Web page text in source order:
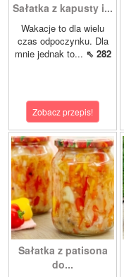
Sałatka z kapusty i...
Wakacje to dla wielu
czas odpoczynku. Dla
mnie jednak to... ⇖ 282
Zobacz przepis!
Sałatka z patisona
do...